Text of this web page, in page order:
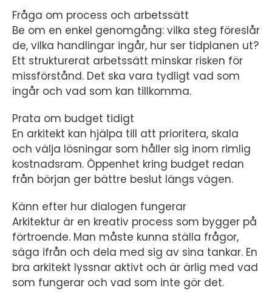
Fråga om process och arbetssätt
Be om en enkel genomgång: vilka steg föreslår
de, vilka handlingar ingår, hur ser tidplanen ut?
Ett strukturerat arbetssätt minskar risken för
missförstånd. Det ska vara tydligt vad som
ingår och vad som kan tillkomma.
Prata om budget tidigt
En arkitekt kan hjälpa till att prioritera, skala
och välja lösningar som håller sig inom rimlig
kostnadsram. Öppenhet kring budget redan
från början ger bättre beslut längs vägen.
Känn efter hur dialogen fungerar
Arkitektur är en kreativ process som bygger på
förtroende. Man måste kunna ställa frågor,
säga ifrån och dela med sig av sina tankar. En
bra arkitekt lyssnar aktivt och är ärlig med vad
som fungerar och vad som inte gör det.